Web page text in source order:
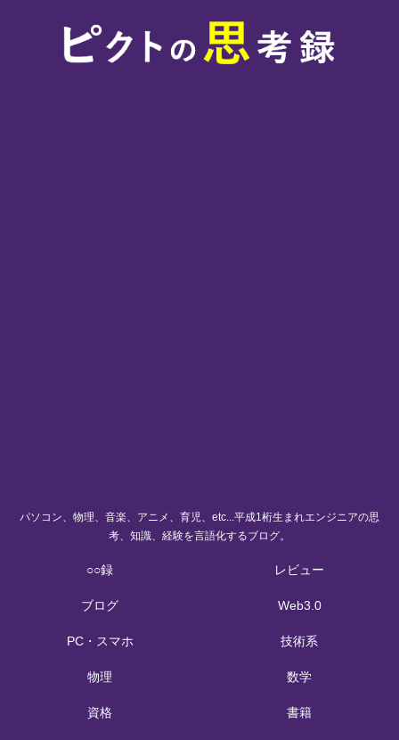
パソコン、物理、音楽、アニメ、育児、etc...平成1桁生まれエンジニアの思
考、知識、経験を言語化するブログ。
○○録 レビュー
ブログ Web3.0
PC・スマホ 技術系
物理 数学
資格 書籍